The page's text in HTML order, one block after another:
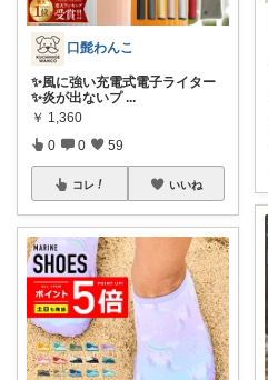
口髭わんこ
✨風に強い充電式電子ライター
✨炎が出ないプ ...
￥ 1,360
0 0 59
コレ いいね